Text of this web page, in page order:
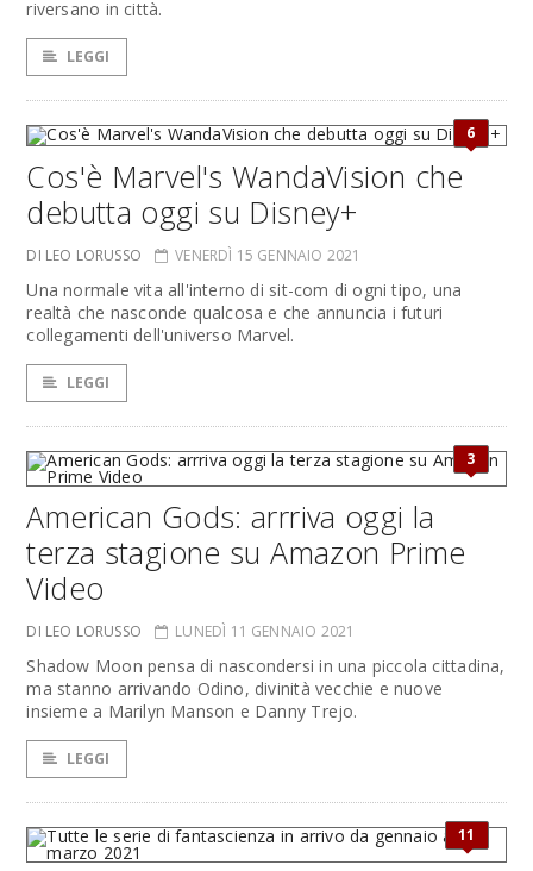
riversano in città.
LEGGI
6
Cos'è Marvel's WandaVision che
debutta oggi su Disney+
DI LEO LORUSSO VENERDÌ 15 GENNAIO 2021
Una normale vita all'interno di sit-com di ogni tipo, una
realtà che nasconde qualcosa e che annuncia i futuri
collegamenti dell'universo Marvel.
LEGGI
3
American Gods: arrriva oggi la
terza stagione su Amazon Prime
Video
DI LEO LORUSSO LUNEDÌ 11 GENNAIO 2021
Shadow Moon pensa di nascondersi in una piccola cittadina,
ma stanno arrivando Odino, divinità vecchie e nuove
insieme a Marilyn Manson e Danny Trejo.
LEGGI
11